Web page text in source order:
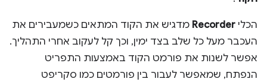
הכלי Recorder מדגיש את הקוד המתאים כשמעבירים את
העכבר מעל כל שלב בצד ימין, וכך קל לעקוב אחרי התהליך.
אפשר לשנות את פורמט הקוד באמצעות התפריט
הנפתח, שמאפשר לעבור בין פורמטים כמו סקריפט